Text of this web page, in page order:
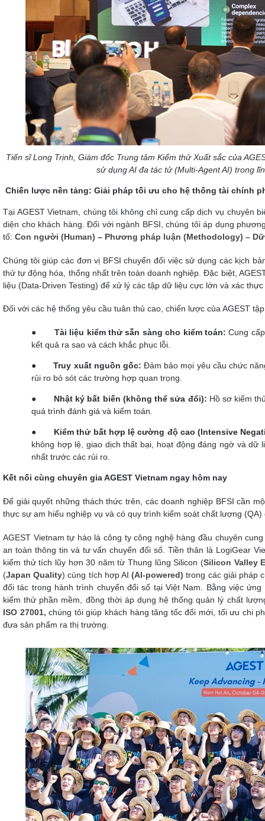
Tiến sĩ Long Trịnh, Giám đốc Trung tâm Kiểm thử Xuất sắc của
sử dụng AI đa tác tử (Multi-Agent AI) trong
Chiến lược nền tảng: Giải pháp tối ưu cho hệ thống tài chính
Tại AGEST Vietnam, chúng tôi không chỉ cung cấp dịch vụ chuyên
diện cho khách hàng. Đối với ngành BFSI, chúng tôi áp dụng
tố: Con người (Human) – Phương pháp luận (Methodology) –
Chúng tôi giúp các đơn vị BFSI chuyển đổi việc sử dụng các kịch
thử tự động hóa, thống nhất trên toàn doanh nghiệp. Đặc biệt,
liệu (Data-Driven Testing) để xử lý các tập dữ liệu cực lớn và xác
Đối với các hệ thống yêu cầu tuân thủ cao, chiến lược của AGEST
● Tài liệu kiểm thử sẵn sàng cho kiểm toán: Cung
kết quả ra sao và cách khắc phục lỗi.
●Truy xuất nguồn gốc:Đảm bảo mọi yêu cầu chức
rủi ro bỏ sót các trường hợp quan trọng.
● Nhật ký bất biến (không thể sửa đổi): Hồ sơ kiểm
quá trình đánh giá và kiểm toán.
● Kiểm thử bất hợp lệ cường độ cao (Intensive
không hợp lệ, giao dịch thất bại, hoạt động đáng ngờ và dữ
nhất trước các rủi ro.
Kết nối cùng chuyên gia AGEST Vietnam ngay hôm nay
Để giải quyết những thách thức trên, các doanh nghiệp BFSI cần
thực sự am hiểu nghiệp vụ và có quy trình kiểm soát chất lượng (QA)
AGEST Vietnam tự hào là công ty công nghệ hàng đầu chuyên
an toàn thông tin và tư vấn chuyển đổi số. Tiền thân là LogiGear
kiểm thử tích lũy hơn 30 năm từ Thung lũng Silicon (Silicon Valley
(Japan Quality) cùng tích hợp AI(AI-powered) trong các giải pháp
đối tác trong hành trình chuyển đổi số tại Việt Nam. Bằng việc
kiểm thử phần mềm, đồng thời áp dụng hệ thống quản lý chất
ISO 27001, chúng tôi giúp khách hàng tăng tốc đổi mới, tối ưu chi
đưa sản phẩm ra thị trường.